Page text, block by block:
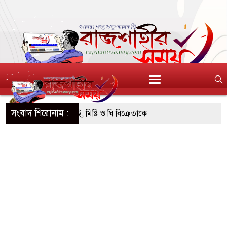
সংবাদ শিরোনাম :
অনুমোদনহীন দই, মিষ্টি ও ঘি বিক্রেতাকে